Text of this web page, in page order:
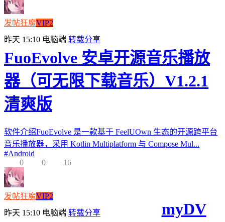
发帖狂魔VIP2
昨天 15:10 电脑端 转载分享
FuoEvolve 安卓开源音乐播放
器（可无限下载音乐）V1.2.1
清爽版
软件介绍FuoEvolve 是一款基于 FeelUOwn 生态的开源跨平台
音乐播放器，采用 Kotlin Multiplatform 与 Compose Mul...
#Android
0
0 16
发帖狂魔VIP2
昨天 15:10 电脑端 转载分享
myDV